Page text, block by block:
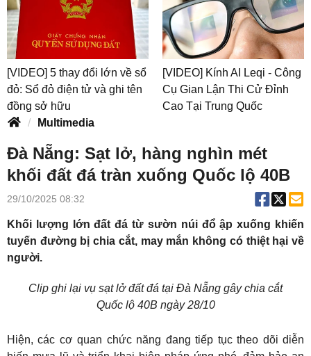
[VIDEO] 5 thay đổi lớn về sổ
đỏ: Sổ đỏ điện tử và ghi tên
đồng sở hữu
[VIDEO] Kính AI Leqi - Công
Cụ Gian Lận Thi Cử Đỉnh
Cao Tại Trung Quốc
Multimedia
Đà Nẵng: Sạt lở, hàng nghìn mét
khối đất đá tràn xuống Quốc lộ 40B
29/10/2025 08:32
Khối lượng lớn đất đá từ sườn núi đổ ập xuống khiến
tuyến đường bị chia cắt, may mắn không có thiệt hại về
người.
Clip ghi lại vụ sạt lở đất đá tại Đà Nẵng gây chia cắt
Quốc lộ 40B ngày 28/10
Hiện, các cơ quan chức năng đang tiếp tục theo dõi diễn